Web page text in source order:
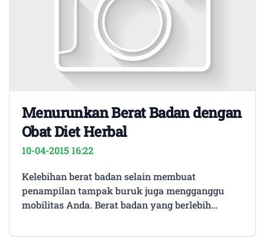
Menurunkan Berat Badan dengan
Obat Diet Herbal
10-04-2015 16:22
Kelebihan berat badan selain membuat
penampilan tampak buruk juga mengganggu
mobilitas Anda. Berat badan yang berlebih
dan kelelahan. Selain itu kelebihan berat badan